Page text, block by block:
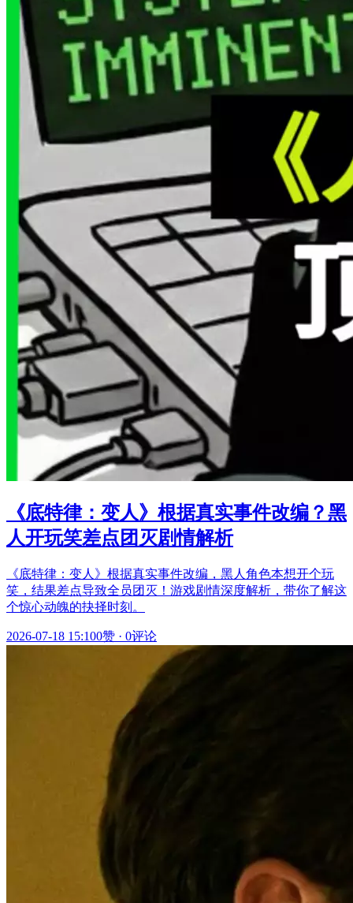
《底特律：变人》根据真实事件改编？黑
人开玩笑差点团灭剧情解析
《底特律：变人》根据真实事件改编，黑人角色本想开个玩
笑，结果差点导致全员团灭！游戏剧情深度解析，带你了解这
个惊心动魄的抉择时刻。
2026-07-18 15:100赞 · 0评论